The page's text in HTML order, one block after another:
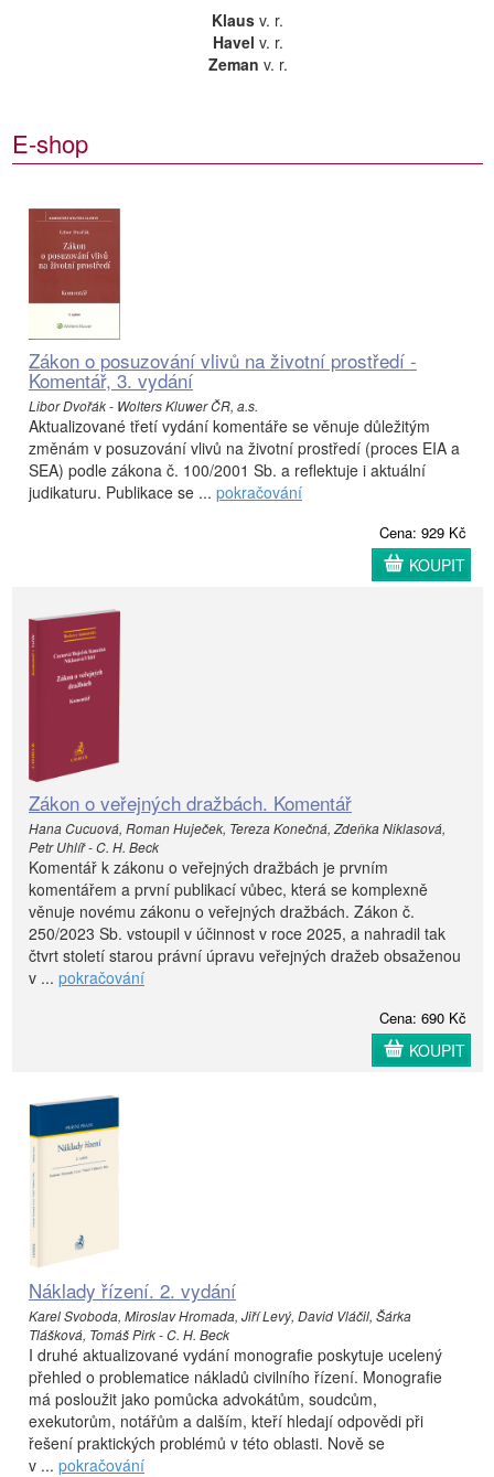
Klaus v. r.
Havel v. r.
Zeman v. r.
E-shop
Zákon o posuzování vlivů na životní prostředí -
Komentář, 3. vydání
Libor Dvořák - Wolters Kluwer ČR, a.s.
Aktualizované třetí vydání komentáře se věnuje důležitým
změnám v posuzování vlivů na životní prostředí (proces EIA a
SEA) podle zákona č. 100/2001 Sb. a reflektuje i aktuální
judikaturu. Publikace se ... pokračování
Cena: 929 Kč
KOUPIT
Zákon o veřejných dražbách. Komentář
Hana Cucuová, Roman Huječek, Tereza Konečná, Zdeňka Niklasová,
Petr Uhlíř - C. H. Beck
Komentář k zákonu o veřejných dražbách je prvním
komentářem a první publikací vůbec, která se komplexně
věnuje novému zákonu o veřejných dražbách. Zákon č.
250/2023 Sb. vstoupil v účinnost v roce 2025, a nahradil tak
čtvrt století starou právní úpravu veřejných dražeb obsaženou
v ... pokračování
Cena: 690 Kč
KOUPIT
Náklady řízení. 2. vydání
Karel Svoboda, Miroslav Hromada, Jiří Levý, David Vláčil, Šárka
Tlášková, Tomáš Pirk - C. H. Beck
I druhé aktualizované vydání monografie poskytuje ucelený
přehled o problematice nákladů civilního řízení. Monografie
má posloužit jako pomůcka advokátům, soudcům,
exekutorům, notářům a dalším, kteří hledají odpovědi při
řešení praktických problémů v této oblasti. Nově se
v ... pokračování